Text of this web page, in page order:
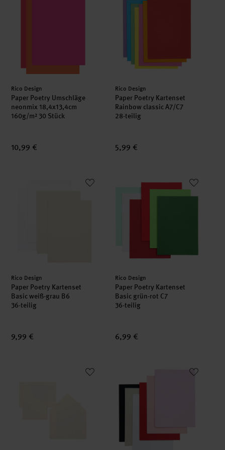
Hersteller:
Rico Design
Paper Poetry Umschläge
neonmix 18,4x13,4cm
160g/m² 30 Stück
10,99 €
Hersteller:
Rico Design
Paper Poetry Kartenset
Rainbow classic A7/C7
28-teilig
5,99 €
Paper Poetry Kartenset Basic weiß-grau B6
Hersteller:
Rico Design
Paper Poetry Kartenset
Basic weiß-grau B6
36-teilig
9,99 €
Paper Poetry Kartenset Basic
Hersteller:
Rico Design
Paper Poetry Kartenset
Basic grün-rot C7
36-teilig
6,99 €
Paper Poetry Kartenset Basic elfenbein A7/C7Paper Poetry Kartenset Basic C7